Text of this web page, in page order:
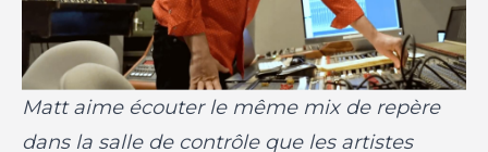
Matt aime écouter le même mix de repère
dans la salle de contrôle que les artistes